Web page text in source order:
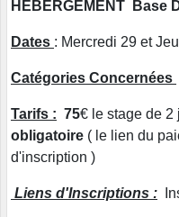
HEBERGEMENT Base
Dates : Mercredi 29 et
Catégories Concernées
Tarifs : 75€ le stage de 2
obligatoire ( le lien du
d'inscription )
Liens d'Inscriptions :